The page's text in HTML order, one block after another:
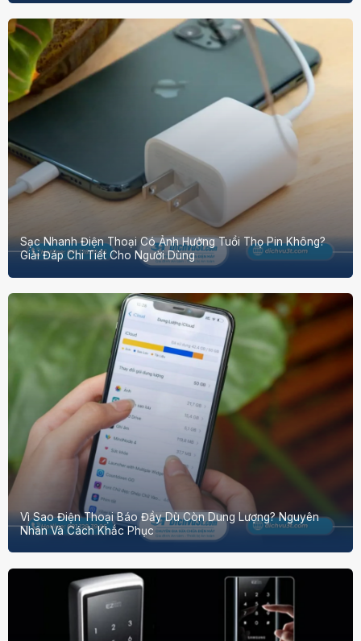
Sạc Nhanh Điện Thoại Có Ảnh Hưởng Tuổi Thọ Pin Không?
Giải Đáp Chi Tiết Cho Người Dùng
Vì Sao Điện Thoại Báo Đầy Dù Còn Dung Lượng? Nguyên
Nhân Và Cách Khắc Phục